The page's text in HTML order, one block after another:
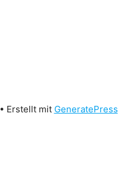
• Erstellt mit GeneratePress